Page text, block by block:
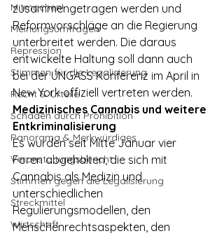
Mitmachen!
Meinungsumfragen
Repression
Stimmen für die Legalisierung
Recht & Urteile
Schäden durch Prohibition
Panorama & Merkwürdiges
Veranstaltungsbericht
Stimmen gegen die Legalisierung
Streckmittel
Wirtschaft
zusammengetragen werden und
Reformvorschläge an die Regierung
unterbreitet werden. Die daraus
entwickelte Haltung soll dann auch
bei der UNGASS Konferenz im April in
New York offiziell vertreten werden.
Medizinisches Cannabis und weitere
Entkriminalisierung
Es wurden seit Mitte Januar vier
Foren abgehalten, die sich mit
Cannabis als Medizin und
unterschiedlichen
Regulierungsmodellen, den
Menschenrechtsaspekten, den